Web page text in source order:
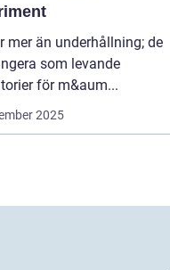
mer än underhållning; de
som levande
för m&aum...
2025